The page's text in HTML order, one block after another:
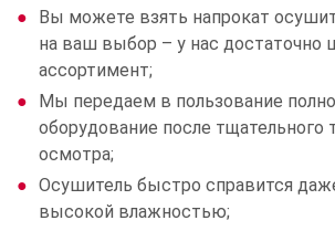
Вы можете взять напрокат
на ваш выбор – у нас достаточно
ассортимент;
Мы передаем в пользование
оборудование после тщательного
осмотра;
Осушитель быстро справится
высокой влажностью;